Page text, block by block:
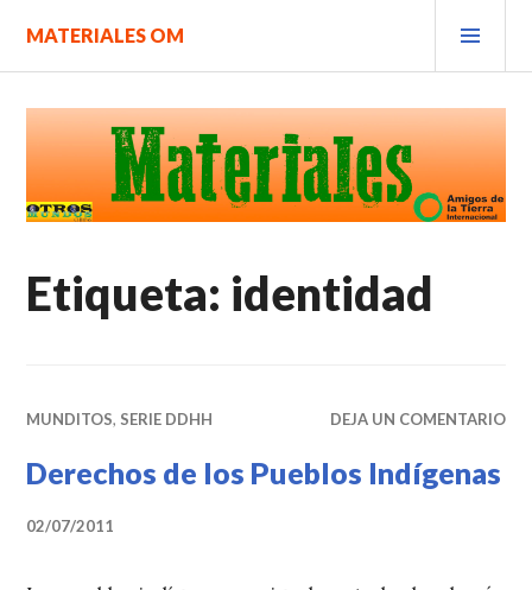
contenido.
MATERIALES OM
Etiqueta: identidad
MUNDITOS, SERIE DDHH DEJA UN COMENTARIO
Derechos de los Pueblos Indígenas
02/07/2011